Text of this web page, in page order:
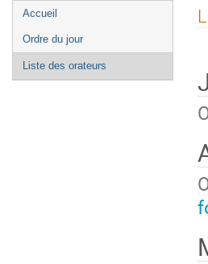
Menu
de
l'événement
Accueil
Ordre du jour
Liste des orateurs